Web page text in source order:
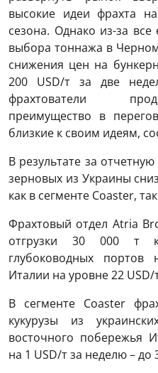
высокие идеи фрахта
сезона. Однако из-за
выбора тоннажа в
снижения цен на
200 USD/т за две
фрахтователи
преимущество в
близкие к своим идеям,
В результате за
зерновых из Украины
как в сегменте Соaster,
Фрахтовый отдел Atria
отгрузки 30 000 т
глубоководных портов
Италии на уровне 22 USD/
В сегменте Coaster
кукурузы из
восточного побережья
на 1 USD/т за неделю – до